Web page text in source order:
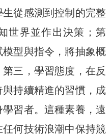
從感測到控制的完整
世界並作出決策；第
型與指令，將抽象概
三，學習態度，在反
持續精進的習慣，成
習者。這種素養，遠
何技術浪潮中保持競